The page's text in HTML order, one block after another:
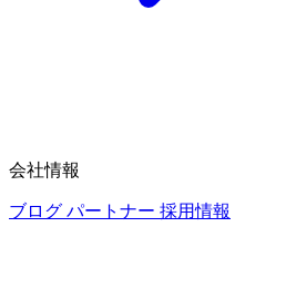
会社情報
ブログ パートナー 採用情報